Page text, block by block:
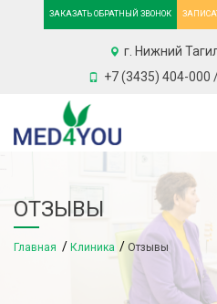
ЗАКАЗАТЬ ОБРАТНЫЙ ЗВОНОК
г. Нижний
+7 (3435) 404-000
ОТЗЫВЫ
Главная Клиника Отзывы